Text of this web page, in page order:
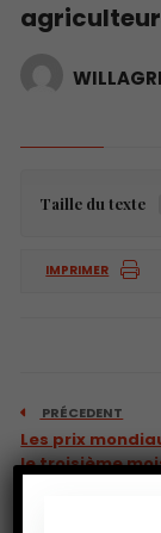
WILLAGRI
Taille du texte
IMPRIMER
PRÉCEDENT
Les prix
le troisième